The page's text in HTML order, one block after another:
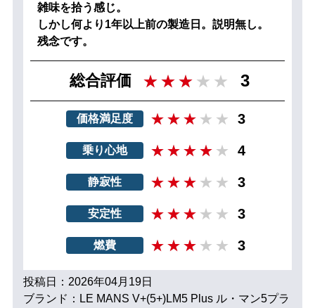
雑味を拾う感じ。
しかし何より1年以上前の製造日。説明無し。
残念です。
総合評価 3
価格満足度 3
乗り心地 4
静寂性 3
安定性 3
燃費 3
投稿日：2026年04月19日
ブランド：LE MANS V+(5+)LM5 Plus ル・マン5プラ